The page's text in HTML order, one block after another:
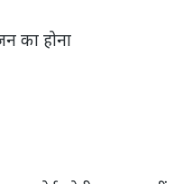
का होना